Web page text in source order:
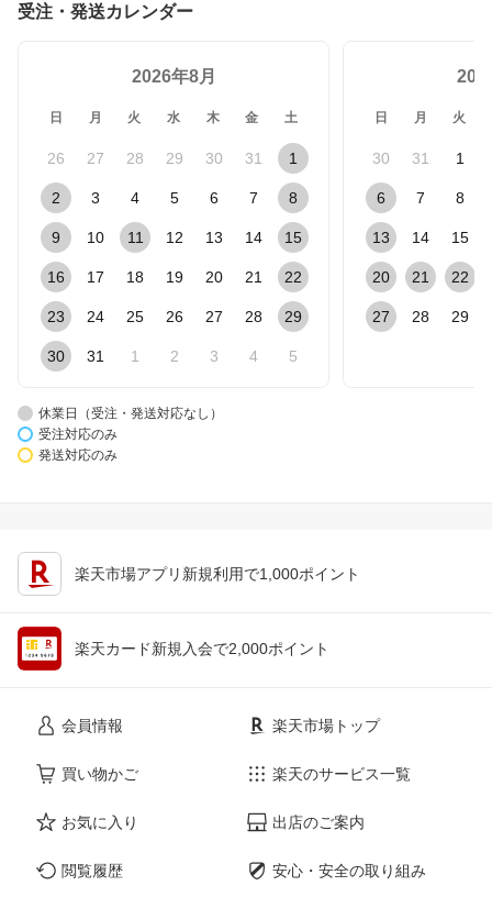
受注・発送カレンダー
2026年8月
日 月 火 水 木 金 土
26 27 28 29 30 31 1
2 3 4 5 6 7 8
9 10 11 12 13 14 15
16 17 18 19 20 21 22
23 24 25 26 27 28 29
30 31 1 2 3 4 5
日 月 火
30 31 1
6 7 8
13 14 15
20 21 22
27 28 29
休業日（受注・発送対応なし）
受注対応のみ
発送対応のみ
楽天市場アプリ新規利用で1,000ポイント
楽天カード新規入会で2,000ポイント
会員情報
買い物かご
お気に入り
閲覧履歴
楽天市場トップ
楽天のサービス一覧
出店のご案内
安心・安全の取り組み